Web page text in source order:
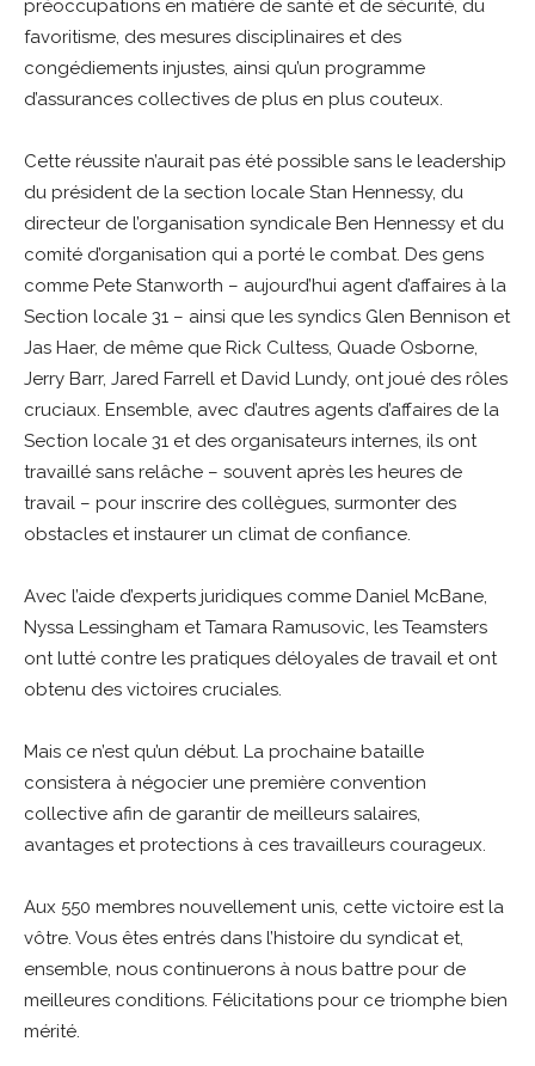
préoccupations en matière de santé et de sécurité, du
favoritisme, des mesures disciplinaires et des
congédiements injustes, ainsi qu’un programme
d’assurances collectives de plus en plus couteux.
Cette réussite n’aurait pas été possible sans le leadership
du président de la section locale Stan Hennessy, du
directeur de l’organisation syndicale Ben Hennessy et du
comité d’organisation qui a porté le combat. Des gens
comme Pete Stanworth – aujourd’hui agent d’affaires à la
Section locale 31 – ainsi que les syndics Glen Bennison et
Jas Haer, de même que Rick Cultess, Quade Osborne,
Jerry Barr, Jared Farrell et David Lundy, ont joué des rôles
cruciaux. Ensemble, avec d’autres agents d’affaires de la
Section locale 31 et des organisateurs internes, ils ont
travaillé sans relâche – souvent après les heures de
travail – pour inscrire des collègues, surmonter des
obstacles et instaurer un climat de confiance.
Avec l’aide d’experts juridiques comme Daniel McBane,
Nyssa Lessingham et Tamara Ramusovic, les Teamsters
ont lutté contre les pratiques déloyales de travail et ont
obtenu des victoires cruciales.
Mais ce n’est qu’un début. La prochaine bataille
consistera à négocier une première convention
collective afin de garantir de meilleurs salaires,
avantages et protections à ces travailleurs courageux.
Aux 550 membres nouvellement unis, cette victoire est la
vôtre. Vous êtes entrés dans l’histoire du syndicat et,
ensemble, nous continuerons à nous battre pour de
meilleures conditions. Félicitations pour ce triomphe bien
mérité.